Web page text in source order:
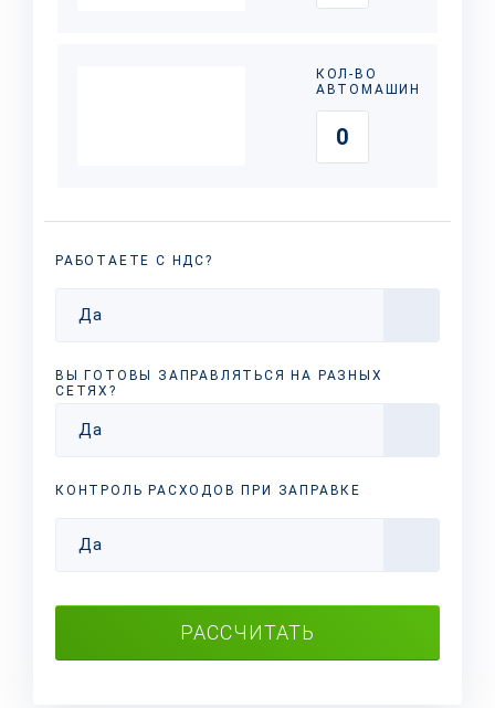
КОЛ-ВО
АВТОМАШИН
РАБОТАЕТЕ С НДС?
Да
ВЫ ГОТОВЫ ЗАПРАВЛЯТЬСЯ НА РАЗНЫХ
СЕТЯХ?
Да
КОНТРОЛЬ РАСХОДОВ ПРИ ЗАПРАВКЕ
Да
РАССЧИТАТЬ